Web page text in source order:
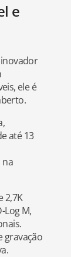
e
ele é
até 13
na
2,7K
Log M,
gravação